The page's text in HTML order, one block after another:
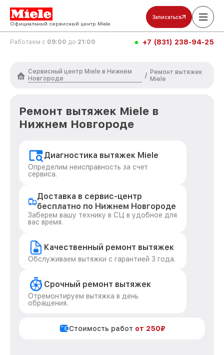
Официальный сервисный центр Miele
Записаться
Работаем с 09:00 до 21:00 +7 (831) 238-94-25
Сервисный центр Miele в Нижнем
Новгороде
/ Ремонт вытяжек
Miele
Ремонт вытяжек Miele в
Нижнем Новгороде
Диагностика вытяжек Miele
Определим неисправность за счет
сервиса.
Доставка в сервис-центр
бесплатно по Нижнем Новгороде
Заберем вашу технику в СЦ в удобное для
вас время.
Качественный ремонт вытяжек
Обслуживаем вытяжки с гарантией 3 года.
Срочный ремонт вытяжек
Отремонтируем вытяжка в день
обращения.
Стоимость работ от 250₽